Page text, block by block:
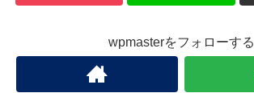
wpmasterをフォローする